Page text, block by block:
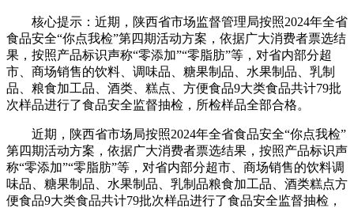
核心提示：近期，陕西省市场监督管理局按照2024年全省
食品安全“你点我检”第四期活动方案，依据广大消费者票选结
果，按照产品标识声称“零添加”“零脂肪”等，对省内部分超
市、商场销售的饮料、调味品、糖果制品、水果制品、乳制
品、粮食加工品、酒类、糕点、方便食品9大类食品共计79批
次样品进行了食品安全监督抽检，所检样品全部合格。
近期，陕西省市场局按照2024年全省食品安全“你点我检”
第四期活动方案，依据广大消费者票选结果，按照产品标识声
称“零添加”“零脂肪”等，对省内部分超市、商场销售的饮料调
味品、糖果制品、水果制品、乳制品粮食加工品、酒类糕点方
便食品9大类食品共计79批次样品进行了食品安全监督抽检，